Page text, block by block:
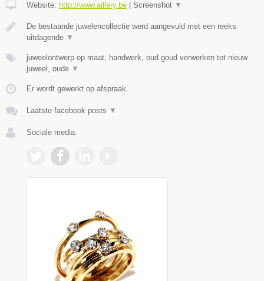
Website: http://www.aillery.be Screenshot ▼
De bestaande juwelencollectie werd aangevuld met een reeks
uitdagende ▼
juweelontwerp op maat, handwerk, oud goud verwerken tot nieuw
juweel, oude ▼
Er wordt gewerkt op afspraak.
Laatste facebook posts ▼
Sociale media: